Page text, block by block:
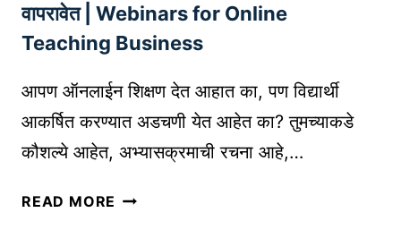
वापरावेत | Webinars for Online
Teaching Business
आपण ऑनलाईन शिक्षण देत आहात का, पण विद्यार्थी
आकर्षित करण्यात अडचणी येत आहेत का? तुमच्याकडे
कौशल्ये आहेत, अभ्यासक्रमाची रचना आहे,…
READ MORE ऑ